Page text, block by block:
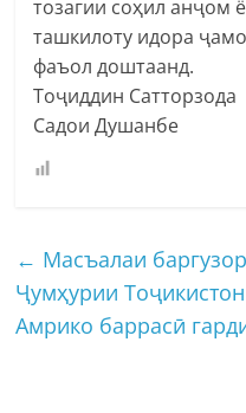
тозагии соҳил анҷом
ташкилоту идора
фаъол доштаанд.
Тоҷиддин Сатторзода
Садои Душанбе
← Масъалаи
Ҷумҳурии
Амрико баррасӣ